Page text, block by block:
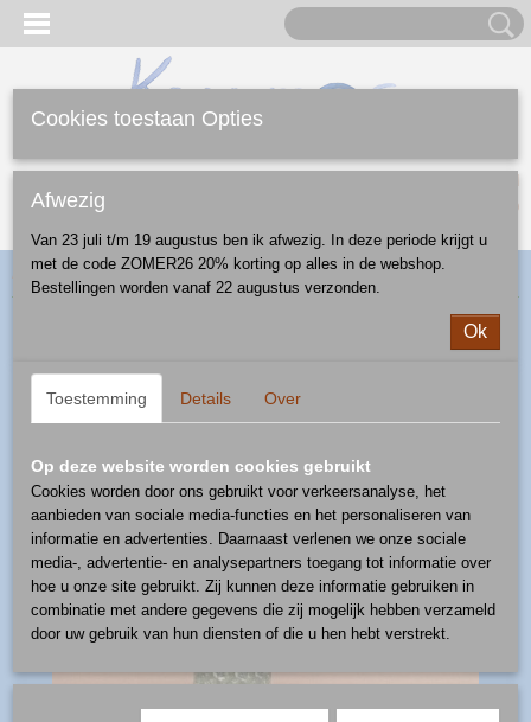
(0)
Home >Webshop>Diversen >gnomen> gnoom - patroon A-S6
Cookies toestaan Opties
Afwezig
Van 23 juli t/m 19 augustus ben ik afwezig. In deze periode krijgt u
met de code ZOMER26 20% korting op alles in de webshop.
Bestellingen worden vanaf 22 augustus verzonden.
Ok
Toestemming Details Over
Op deze website worden cookies gebruikt
Cookies worden door ons gebruikt voor verkeersanalyse, het
aanbieden van sociale media-functies en het personaliseren van
informatie en advertenties. Daarnaast verlenen we onze sociale
media-, advertentie- en analysepartners toegang tot informatie over
hoe u onze site gebruikt. Zij kunnen deze informatie gebruiken in
combinatie met andere gegevens die zij mogelijk hebben verzameld
door uw gebruik van hun diensten of die u hen hebt verstrekt.